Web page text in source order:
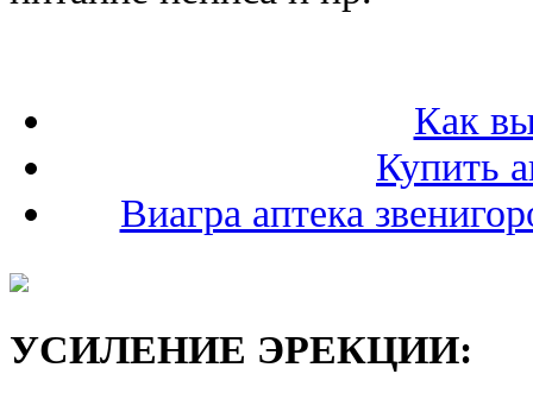
Как
Купить
Виагра аптека
УСИЛЕНИЕ ЭРЕКЦИИ: